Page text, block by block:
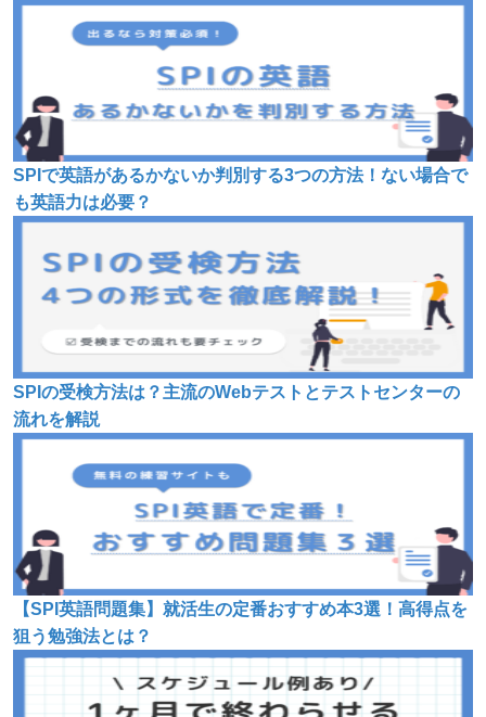
SPIで英語があるかないか判別する3つの方法！ない場合で
も英語力は必要？
SPIの受検方法は？主流のWebテストとテストセンターの
流れを解説
【SPI英語問題集】就活生の定番おすすめ本3選！高得点を
狙う勉強法とは？